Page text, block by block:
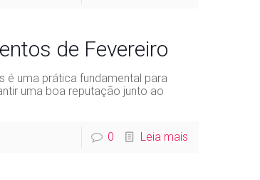
de Fevereiro
é uma prática fundamental para
uma boa reputação junto ao
0 Leia mais